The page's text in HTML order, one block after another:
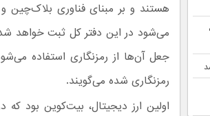
هستند و بر مبنای فناوری بلاک‌چین
می‌شود در این دفتر کل ثبت خواهد
جعل آن‌ها از رمزنگاری استفاده
رمزنگاری شده می‌گویند.